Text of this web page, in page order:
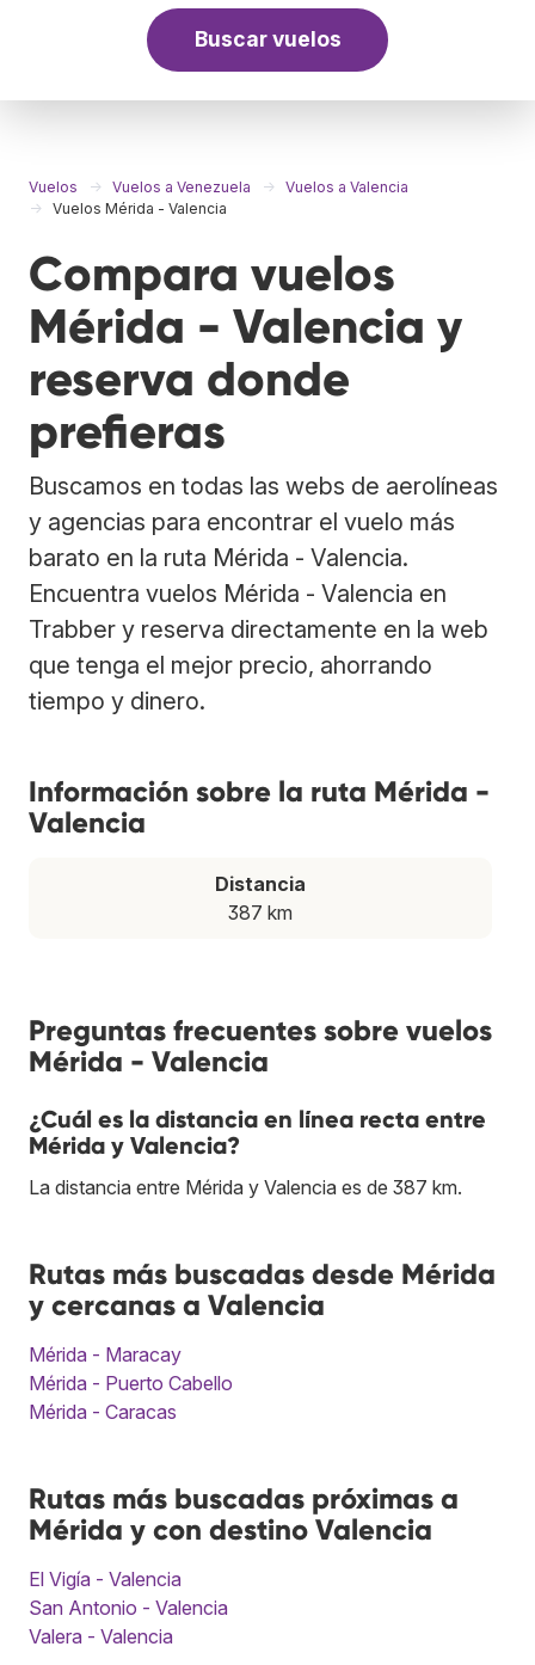
Buscar vuelos
Vuelos Vuelos a Venezuela
Vuelos a Valencia
Vuelos Mérida - Valencia
Compara vuelos
Mérida - Valencia y
reserva donde
prefieras
Buscamos en todas las webs de aerolíneas
y agencias para encontrar el vuelo más
barato en la ruta Mérida - Valencia.
Encuentra vuelos Mérida - Valencia en
Trabber y reserva directamente en la web
que tenga el mejor precio, ahorrando
tiempo y dinero.
Información sobre la ruta Mérida -
Valencia
Distancia
387 km
Preguntas frecuentes sobre vuelos
Mérida - Valencia
¿Cuál es la distancia en línea recta entre
Mérida y Valencia?
La distancia entre Mérida y Valencia es de 387 km.
Rutas más buscadas desde Mérida
y cercanas a Valencia
Mérida - Maracay
Mérida - Puerto Cabello
Mérida - Caracas
Rutas más buscadas próximas a
Mérida y con destino Valencia
El Vigía - Valencia
San Antonio - Valencia
Valera - Valencia